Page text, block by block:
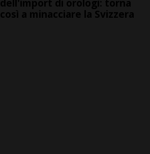
dell'import di orologi: torna
così a minacciare la Svizzera